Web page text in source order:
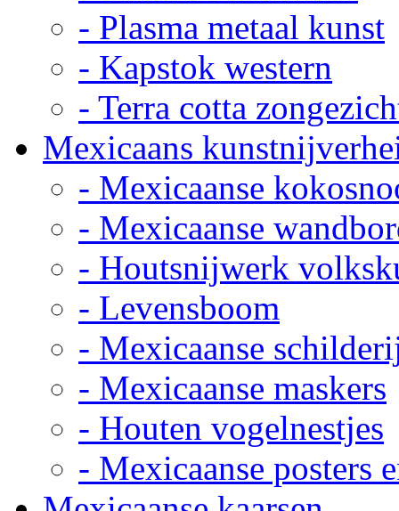
- Plasma metaal kunst
- Kapstok western
- Terra cotta
Mexicaans
- Mexicaanse
- Mexicaanse
- Houtsnijwerk
- Levensboom
- Mexicaanse
- Mexicaanse maskers
- Houten vogelnestjes
- Mexicaanse posters